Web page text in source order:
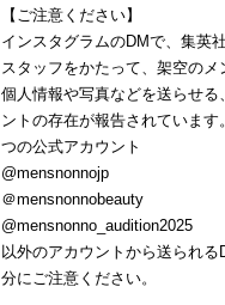
【ご注意ください】
インスタグラムのDMで、集英
スタッフをかたって、架空の
個人情報や写真などを送らせる
ントの存在が報告されていま
つの公式アカウント
@mensnonnojp
＠mensnonnobeauty
@mensnonno_audition2025
以外のアカウントから送られ
分にご注意ください。